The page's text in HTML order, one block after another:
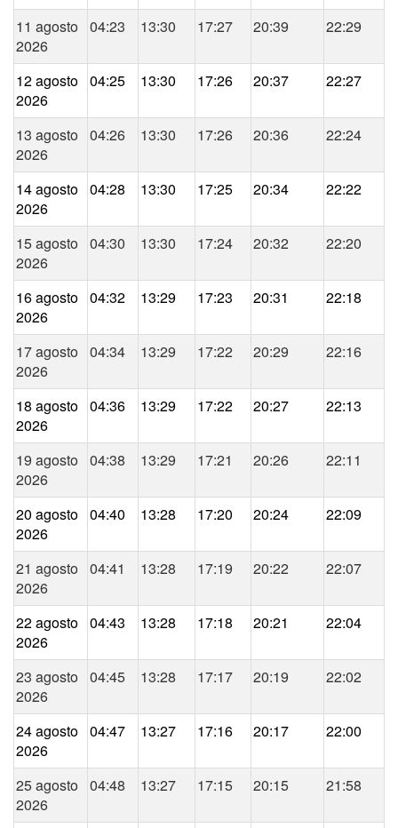
11 agosto
2026
04:23 13:30 17:27 20:39 22:29
12 agosto
2026
04:25 13:30 17:26 20:37 22:27
13 agosto
2026
04:26 13:30 17:26 20:36 22:24
14 agosto
2026
04:28 13:30 17:25 20:34 22:22
15 agosto
2026
04:30 13:30 17:24 20:32 22:20
16 agosto
2026
04:32 13:29 17:23 20:31 22:18
17 agosto
2026
04:34 13:29 17:22 20:29 22:16
18 agosto
2026
04:36 13:29 17:22 20:27 22:13
19 agosto
2026
04:38 13:29 17:21 20:26 22:11
20 agosto
2026
04:40 13:28 17:20 20:24 22:09
21 agosto
2026
04:41 13:28 17:19 20:22 22:07
22 agosto
2026
04:43 13:28 17:18 20:21 22:04
23 agosto
2026
04:45 13:28 17:17 20:19 22:02
24 agosto
2026
04:47 13:27 17:16 20:17 22:00
25 agosto
2026
04:48 13:27 17:15 20:15 21:58